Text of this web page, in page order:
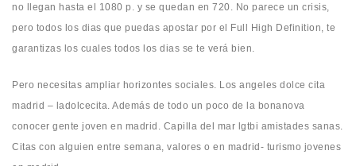
no llegan hasta el 1080 p. y se quedan en 720. No parece un crisis,
pero todos los dias que puedas apostar por el Full High Definition, te
garantizas los cuales todos los dias se te verá bien.
Pero necesitas ampliar horizontes sociales. Los angeles dolce cita
madrid – ladolcecita. Además de todo un poco de la bonanova
conocer gente joven en madrid. Capilla del mar lgtbi amistades sanas.
Citas con alguien entre semana, valores o en madrid- turismo jovenes